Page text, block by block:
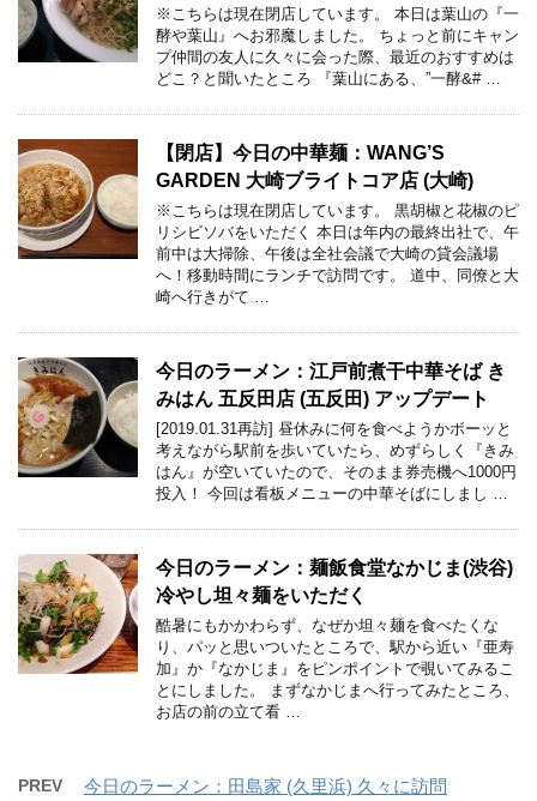
※こちらは現在閉店しています。 本日は葉山の『一
酵や葉山』へお邪魔しました。 ちょっと前にキャン
プ仲間の友人に久々に会った際、最近のおすすめは
どこ？と聞いたところ 『葉山にある、”一酵&# …
【閉店】今日の中華麺：WANG’S
GARDEN 大崎ブライトコア店 (大崎)
※こちらは現在閉店しています。 黒胡椒と花椒のピ
リシビソバをいただく 本日は年内の最終出社で、午
前中は大掃除、午後は全社会議で大崎の貸会議場
へ！移動時間にランチで訪問です。 道中、同僚と大
崎へ行きがて …
今日のラーメン：江戸前煮干中華そば き
みはん 五反田店 (五反田) アップデート
[2019.01.31再訪] 昼休みに何を食べようかボーッと
考えながら駅前を歩いていたら、めずらしく『きみ
はん』が空いていたので、そのまま券売機へ1000円
投入！ 今回は看板メニューの中華そばにしまし …
今日のラーメン：麺飯食堂なかじま(渋谷)
冷やし坦々麺をいただく
酷暑にもかかわらず、なぜか坦々麺を食べたくな
り、パッと思いついたところで、駅から近い『亜寿
加』か『なかじま』をピンポイントで覗いてみるこ
とにしました。 まずなかじまへ行ってみたところ、
お店の前の立て看 …
PREV 今日のラーメン：田島家 (久里浜) 久々に訪問